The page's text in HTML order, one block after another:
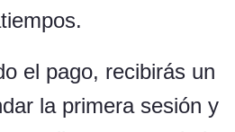
el pago, recibirás un
la primera sesión y